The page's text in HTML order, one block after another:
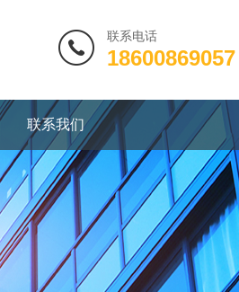
联系电话
18600869057
联系我们